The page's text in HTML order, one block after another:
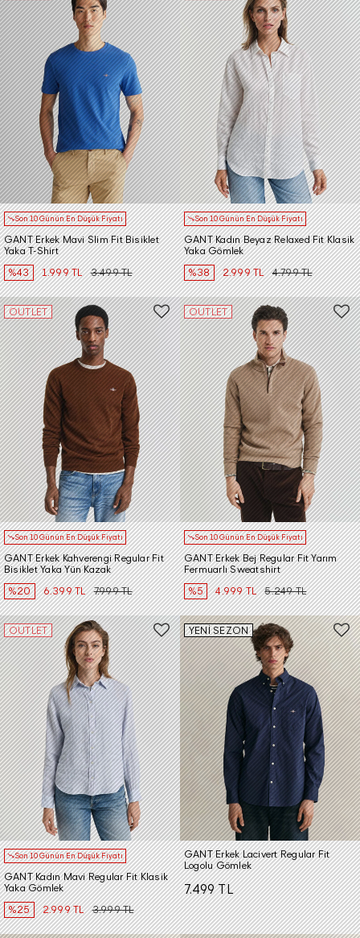
Son 10 Günün En Düşük Fiyatı
GANT Erkek Mavi Slim Fit Bisiklet
Yaka T-Shirt
%43
1.999 TL 3.499 TL
Son 10 Günün En Düşük Fiyatı
GANT Kadın Beyaz Relaxed Fit Klasik
Yaka Gömlek
%38
2.999 TL 4.799 TL
OUTLET
Son 10 Günün En Düşük Fiyatı
GANT Erkek Kahverengi Regular Fit
Bisiklet Yaka Yün Kazak
%20
6.399 TL 7.999 TL
OUTLET
Son 10 Günün En Düşük Fiyatı
GANT Erkek Bej Regular Fit Yarım
Fermuarlı Sweatshirt
%5
4.999 TL 5.249 TL
OUTLET
Son 10 Günün En Düşük Fiyatı
GANT Kadın Mavi Regular Fit Klasik
Yaka Gömlek
%25
2.999 TL 3.999 TL
YENİ SEZON
GANT Erkek Lacivert Regular Fit
Logolu Gömlek
7.499 TL